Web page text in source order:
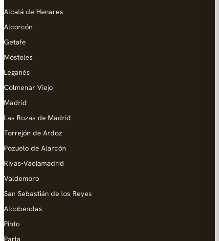
Alcalá de Henares
Alcorcón
Getafe
Móstoles
Leganés
Colmenar Viejo
Madrid
Las Rozas de Madrid
Torrejón de Ardoz
Pozuelo de Alarcón
Rivas-Vaciamadrid
Valdemoro
San Sebastián de los Reyes
Alcobendas
Pinto
Parla